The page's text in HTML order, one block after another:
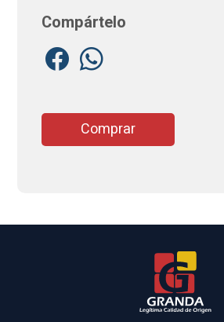
Compártelo
Comprar